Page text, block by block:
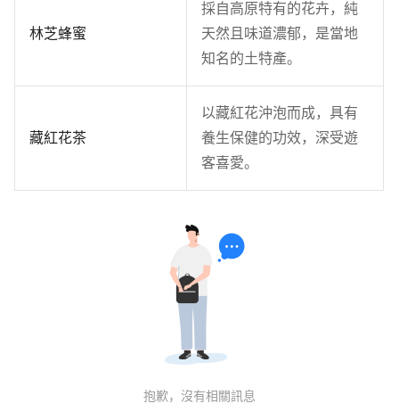
林芝蜂蜜
採自高原特有的花卉，純
天然且味道濃郁，是當地
知名的土特產。
藏紅花茶
以藏紅花沖泡而成，具有
養生保健的功效，深受遊
客喜愛。
抱歉，沒有相關訊息